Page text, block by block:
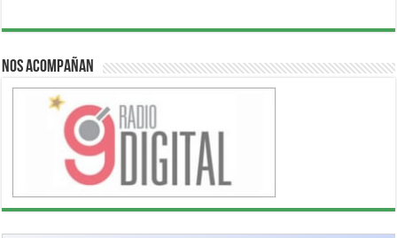
Nos acompañan